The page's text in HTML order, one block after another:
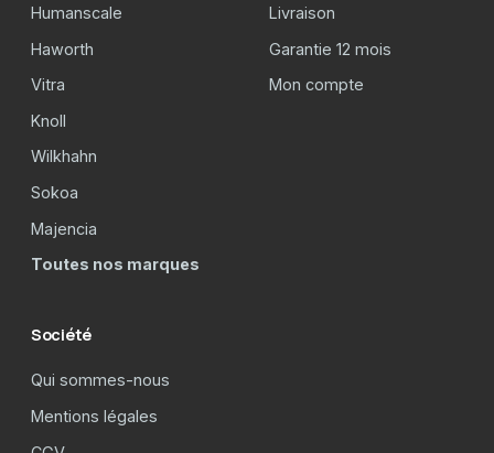
Humanscale
Haworth
Vitra
Knoll
Wilkhahn
Sokoa
Majencia
Toutes nos marques
Livraison
Garantie 12 mois
Mon compte
Société
Qui sommes-nous
Mentions légales